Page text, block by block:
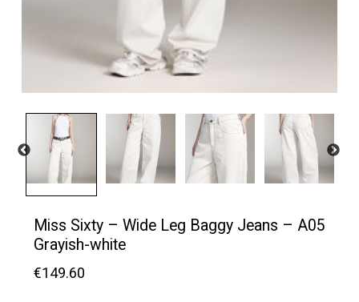
Miss Sixty – Wide Leg Baggy Jeans – A05
Grayish-white
€149.60